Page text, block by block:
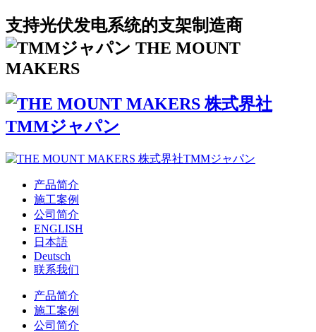
支持光伏发电系统的支架制造商
产品简介
施工案例
公司简介
ENGLISH
日本語
Deutsch
联系我们
产品简介
施工案例
公司简介